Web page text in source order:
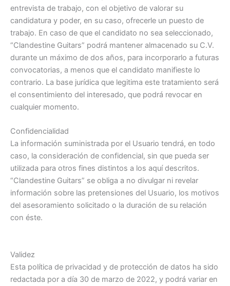
entrevista de trabajo, con el objetivo de valorar su
candidatura y poder, en su caso, ofrecerle un puesto de
trabajo. En caso de que el candidato no sea seleccionado,
“Clandestine Guitars” podrá mantener almacenado su C.V.
durante un máximo de dos años, para incorporarlo a futuras
convocatorias, a menos que el candidato manifieste lo
contrario. La base jurídica que legitima este tratamiento será
el consentimiento del interesado, que podrá revocar en
cualquier momento.
Confidencialidad
La información suministrada por el Usuario tendrá, en todo
caso, la consideración de confidencial, sin que pueda ser
utilizada para otros fines distintos a los aquí descritos.
“Clandestine Guitars” se obliga a no divulgar ni revelar
información sobre las pretensiones del Usuario, los motivos
del asesoramiento solicitado o la duración de su relación
con éste.
Validez
Esta política de privacidad y de protección de datos ha sido
redactada por a día 30 de marzo de 2022, y podrá variar en